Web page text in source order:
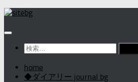
コ
テ
検
home
◆ダイアリー journal bg